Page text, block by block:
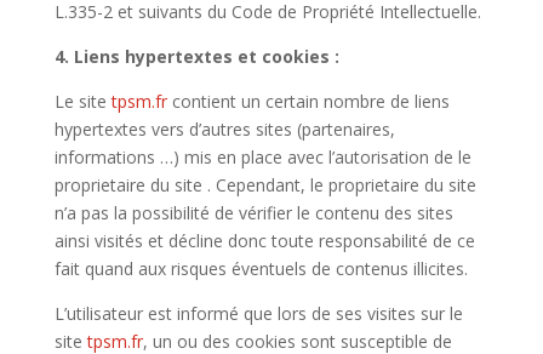
L.335-2 et suivants du Code de Propriété Intellectuelle.
4. Liens hypertextes et cookies :
Le site tpsm.fr contient un certain nombre de liens
hypertextes vers d’autres sites (partenaires,
informations …) mis en place avec l’autorisation de le
proprietaire du site . Cependant, le proprietaire du site
n’a pas la possibilité de vérifier le contenu des sites
ainsi visités et décline donc toute responsabilité de ce
fait quand aux risques éventuels de contenus illicites.
L’utilisateur est informé que lors de ses visites sur le
site tpsm.fr, un ou des cookies sont susceptible de